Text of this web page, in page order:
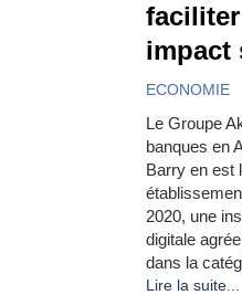
impact
ECONOMIE
Le Groupe
banques en
Barry en est
2020, une
digitale
dans la
Lire la suite...